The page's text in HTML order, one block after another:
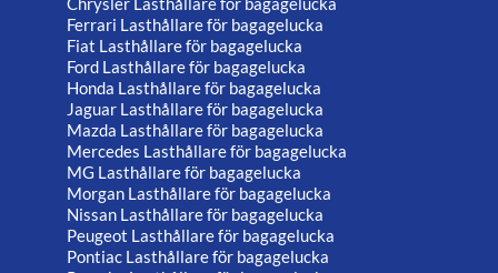
Ferrari Lasthållare för bagagelucka
Fiat Lasthållare för bagagelucka
Ford Lasthållare för bagagelucka
Honda Lasthållare för bagagelucka
Jaguar Lasthållare för bagagelucka
Mazda Lasthållare för bagagelucka
Mercedes Lasthållare för bagagelucka
MG Lasthållare för bagagelucka
Morgan Lasthållare för bagagelucka
Nissan Lasthållare för bagagelucka
Peugeot Lasthållare för bagagelucka
Pontiac Lasthållare för bagagelucka